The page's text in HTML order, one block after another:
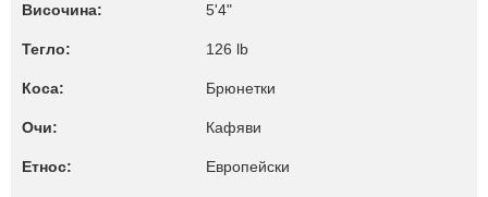
Височина: 5'4"
Тегло: 126 lb
Коса: Брюнетки
Очи: Кафяви
Етнос: Европейски